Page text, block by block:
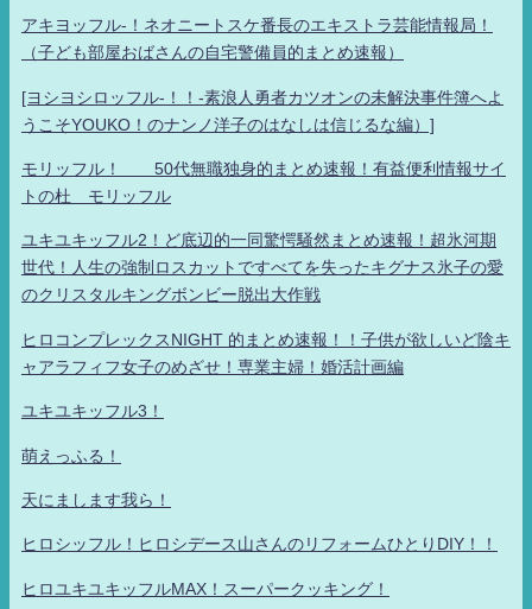
アキヨッフル-！ネオニートスケ番長のエキストラ芸能情報局！
（子ども部屋おばさんの自宅警備員的まとめ速報）
[ヨシヨシロッフル-！！-素浪人勇者カツオンの未解決事件簿へよ
うこそYOUKO！のナンノ洋子のはなしは信じるな編）]
モリッフル！ 50代無職独身的まとめ速報！有益便利情報サイ
トの杜 モリッフル
ユキユキッフル2！ど底辺的一同驚愕騒然まとめ速報！超氷河期
世代！人生の強制ロスカットですべてを失ったキグナス氷子の愛
のクリスタルキングボンビー脱出大作戦
ヒロコンプレックスNIGHT 的まとめ速報！！子供が欲しいど陰キ
ャアラフィフ女子のめざせ！専業主婦！婚活計画編
ユキユキッフル3！
萌えっふる！
天にまします我ら！
ヒロシッフル！ヒロシデース山さんのリフォームひとりDIY！！
ヒロユキユキッフルMAX！スーパークッキング！